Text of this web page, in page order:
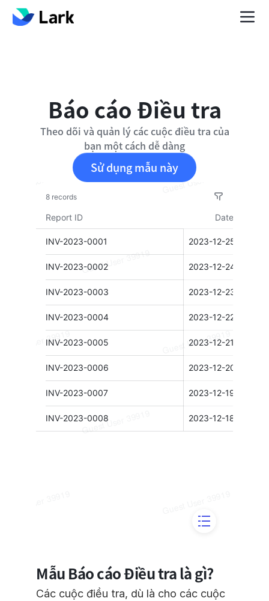
Báo cáo Điều tra
Theo dõi và quản lý các cuộc điều tra của
bạn một cách dễ dàng
Sử dụng mẫu này
Mẫu Báo cáo Điều tra là gì?
Các cuộc điều tra, dù là cho các cuộc